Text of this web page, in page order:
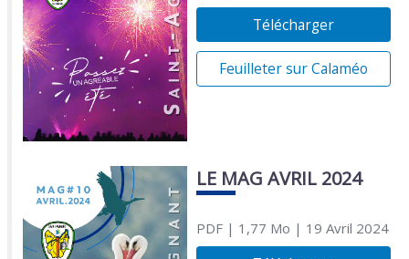
Télécharger
Feuilleter sur Calaméo
LE MAG AVRIL 2024
PDF| 1,77 Mo | 19 Avril 2024